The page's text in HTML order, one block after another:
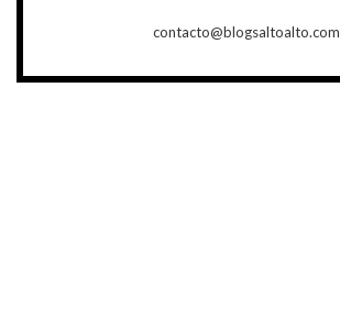
contacto@blogsaltoalto.com